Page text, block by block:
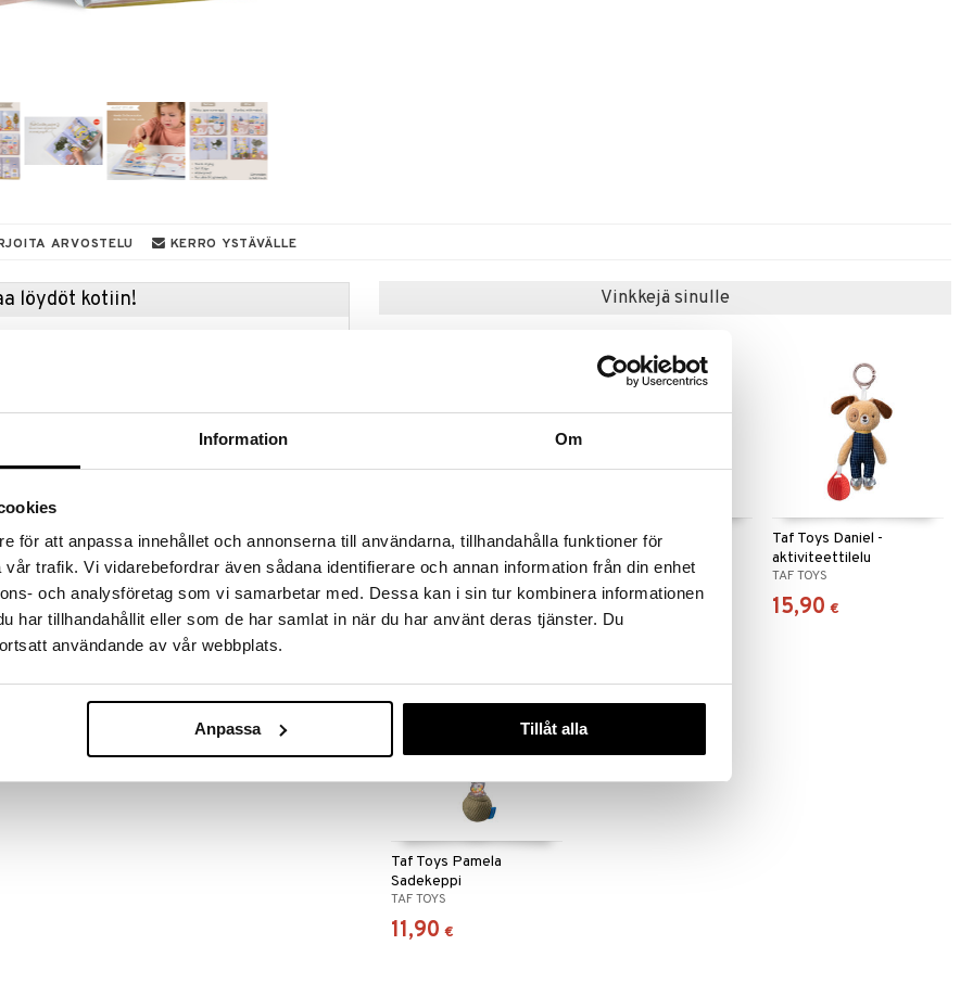
Information Om
för att anpassa innehållet och annonserna till användarna, tillhandahålla funktioner för
trafik. Vi vidarebefordrar även sådana identifierare och annan information från din enhet
och analysföretag som vi samarbetar med. Dessa kan i sin tur kombinera informationen
har tillhandahållit eller som de har samlat in när du har använt deras tjänster. Du
användande av vår webbplats.
Anpassa Tillåt alla
ARVOSTELU KERRO YSTÄVÄLLE
löydöt kotiin!
sivua, joissa värit tulevat esiin, kun kuvitukset
on erityisesti suunniteltu pienille käsille ja värittää
lapsen uteliaisuuden ja harjoittaa heidän
materiaaleista. Myrkytön BPA, lyijyvapaa,
Vinkkejä sinulle
Taf Toys Brendon
Aktiviteettilelu
TAF TOYS
14,90
Taf Toys Brendon
Helistin
TAF TOYS
9,50
Taf Toys Daniel -
aktiviteettilelu
TAF TOYS
15,90 €
Taf Toys Pamela
Sadekeppi
TAF TOYS
11,90 €